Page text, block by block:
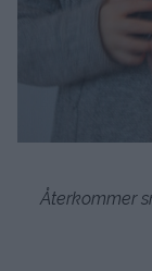
Återkommer